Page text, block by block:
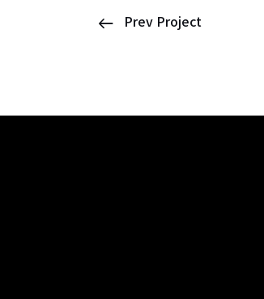
Prev Project